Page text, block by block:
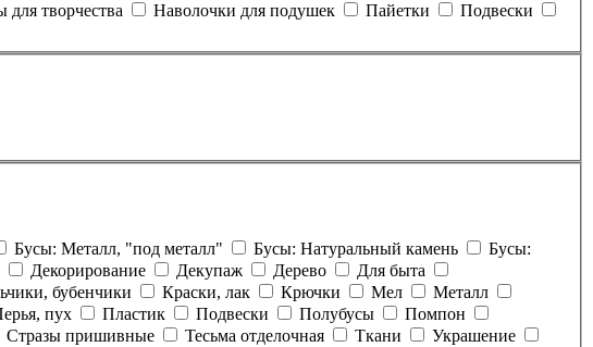
для творчества Наволочки для подушек Пайетки
Подвески
Бусы: Металл, "под металл" Бусы: Натуральный камень
Бусы:
Декорирование Декупаж Дерево
Для быта
бубенчики Краски, лак Крючки Мел
Металл
пух Пластик Подвески Полубусы
Помпон
Стразы пришивные Тесьма отделочная Ткани
Украшение